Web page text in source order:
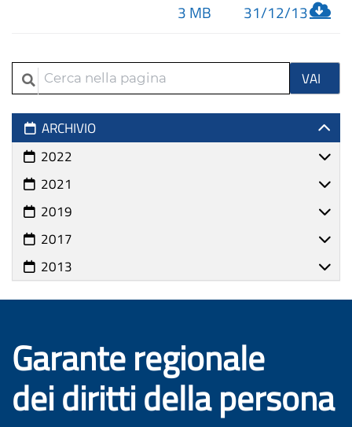
3 MB 31/12/13
Cerca nella pagina CERCA
VAI
ARCHIVIO
2022
2021
2019
2017
2013
Garante regionale
dei diritti della persona